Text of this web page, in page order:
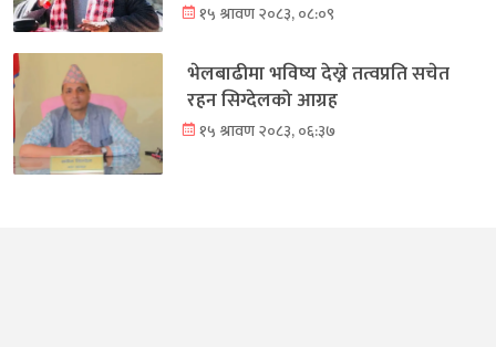
१५ श्रावण २०८३, ०८:०९
भेलबाढीमा भविष्य देख्ने तत्वप्रति सचेत
रहन सिग्देलको आग्रह
१५ श्रावण २०८३, ०६:३७